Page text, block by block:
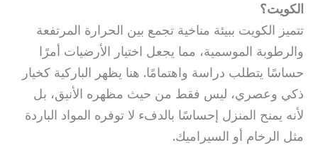
الكويت؟
تتميز الكويت ببيئة مناخية تجمع بين الحرارة المرتفعة
والرطوبة الموسمية، مما يجعل اختيار الأرضيات أمرًا
حساسًا يتطلب دراسة واهتمامًا. هنا يظهر الباركية كخيار
ذكي وعصري، ليس فقط من حيث مظهره الأنيق، بل
لأنه يمنح المنزل إحساسًا بالدفء لا توفره المواد الباردة
مثل الرخام أو السيراميك.